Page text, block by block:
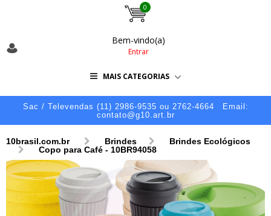
0
Bem-vindo(a)
Entrar
MAIS CATEGORIAS
Sac / Televendas (11) 2986-9535 ou 2762-4664
Email:
contato@g10.art.br
10brasil.com.br Brindes
Brindes Ecológicos
Copo para Café - 10BR94058